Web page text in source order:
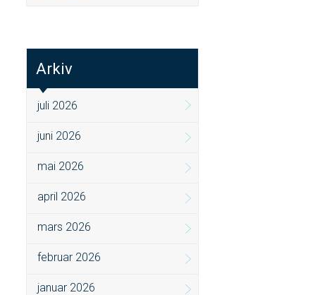
Arkiv
juli 2026
juni 2026
mai 2026
april 2026
mars 2026
februar 2026
januar 2026